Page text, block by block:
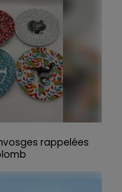
rappelées